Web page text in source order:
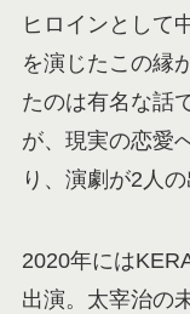
ヒロインとして
を演じたこの縁
たのは有名な話
が、現実の恋愛
り、演劇が2人
2020年には
出演。太宰治の